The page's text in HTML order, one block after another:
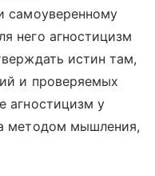
самоуверенному
него агностицизм
истин там,
и проверяемых
агностицизм у
методом мышления,